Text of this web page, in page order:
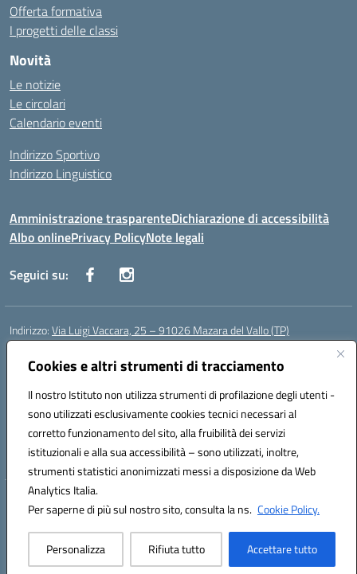
Cookies e altri strumenti di tracciamento
Il nostro Istituto non utilizza strumenti di profilazione degli utenti -
sono utilizzati esclusivamente cookies tecnici necessari al
corretto funzionamento del sito, alla fruibilità dei servizi
istituzionali e alla sua accessibilità – sono utilizzati, inoltre,
strumenti statistici anonimizzati messi a disposizione da Web
Analytics Italia.
Per saperne di più sul nostro sito, consulta la ns. Cookie Policy.
Personalizza Rifiuta tutto Accettare tutto
Offerta formativa
I progetti delle classi
Novità
Le notizie
Le circolari
Calendario eventi
Indirizzo Sportivo
Indirizzo Linguistico
Amministrazione trasparenteDichiarazione di accessibilità
Albo onlinePrivacy PolicyNote legali
Seguici su:
Indirizzo:Via Luigi Vaccara, 25 – 91026 Mazara del Vallo (TP)
Centralino:0923 908438 Email:tpic843007@istruzione.it
Posta elettronica certificata (PEC):tpic843007@pec.istruzione.it
Codice fiscale: 91036660818
Codice meccanografico:tpic843007
Codice Indice delle Pubbliche Amministrazioni (IPA): icggp
Codice unico di fatturazione (CUF): UFYPS3
Hosting & Powered by 3D Solution S.r.l.
Concept & Design by Designers Italia